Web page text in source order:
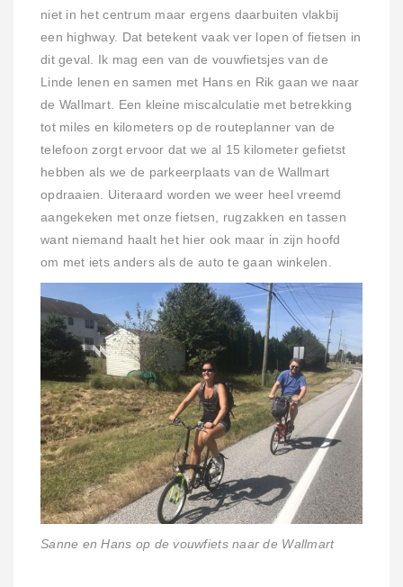
niet in het centrum maar ergens daarbuiten vlakbij
een highway. Dat betekent vaak ver lopen of fietsen in
dit geval. Ik mag een van de vouwfietsjes van de
Linde lenen en samen met Hans en Rik gaan we naar
de Wallmart. Een kleine miscalculatie met betrekking
tot miles en kilometers op de routeplanner van de
telefoon zorgt ervoor dat we al 15 kilometer gefietst
hebben als we de parkeerplaats van de Wallmart
opdraaien. Uiteraard worden we weer heel vreemd
aangekeken met onze fietsen, rugzakken en tassen
want niemand haalt het hier ook maar in zijn hoofd
om met iets anders als de auto te gaan winkelen.
Sanne en Hans op de vouwfiets naar de Wallmart